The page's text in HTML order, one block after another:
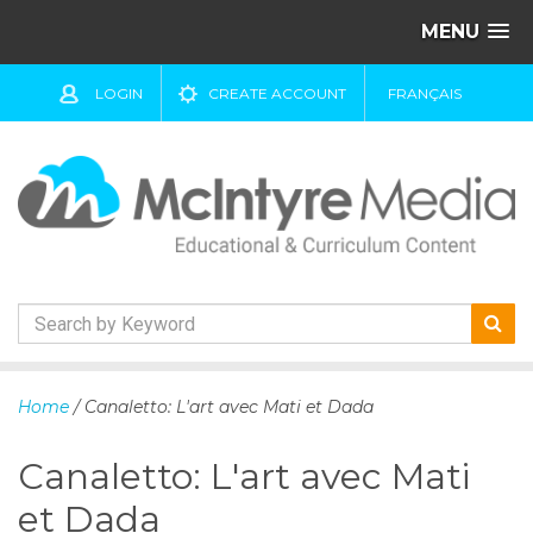
MENU
LOGIN CREATE ACCOUNT FRANÇAIS
k
t
c
Home / Canaletto: L'art avec Mati et Dada
Canaletto: L'art avec Mati
et Dada